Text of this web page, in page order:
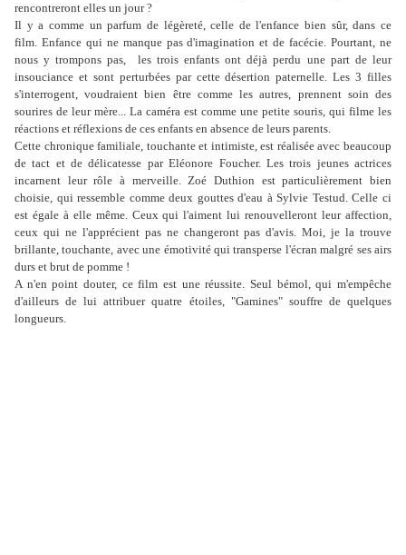
rencontreront elles un jour ?
Il y a comme un parfum de légèreté, celle de l'enfance bien sûr, dans ce
film. Enfance qui ne manque pas d'imagination et de facécie. Pourtant, ne
nous y trompons pas, les trois enfants ont déjà perdu une part de leur
insouciance et sont perturbées par cette désertion paternelle. Les 3 filles
s'interrogent, voudraient bien être comme les autres, prennent soin des
sourires de leur mère... La caméra est comme une petite souris, qui filme les
réactions et réflexions de ces enfants en absence de leurs parents.
Cette chronique familiale, touchante et intimiste, est réalisée avec beaucoup
de tact et de délicatesse par Eléonore Foucher. Les trois jeunes actrices
incarnent leur rôle à merveille. Zoé Duthion est particulièrement bien
choisie, qui ressemble comme deux gouttes d'eau à Sylvie Testud. Celle ci
est égale à elle même. Ceux qui l'aiment lui renouvelleront leur affection,
ceux qui ne l'apprécient pas ne changeront pas d'avis. Moi, je la trouve
brillante, touchante, avec une émotivité qui transperse l'écran malgré ses airs
durs et brut de pomme !
A n'en point douter, ce film est une réussite. Seul bémol, qui m'empêche
d'ailleurs de lui attribuer quatre étoiles, "Gamines" souffre de quelques
longueurs.